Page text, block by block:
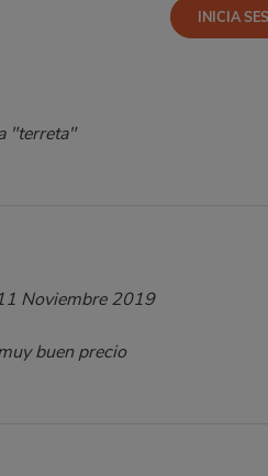
"terreta"
Noviembre 2019
buen precio